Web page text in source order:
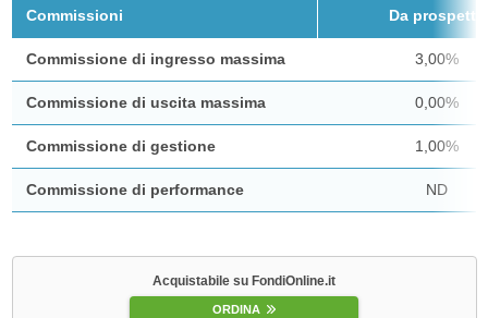
Commissioni Da prospetto
Commissione di ingresso massima 3,00%
Commissione di uscita massima 0,00%
Commissione di gestione 1,00%
Commissione di performance ND
Acquistabile su FondiOnline.it
ORDINA